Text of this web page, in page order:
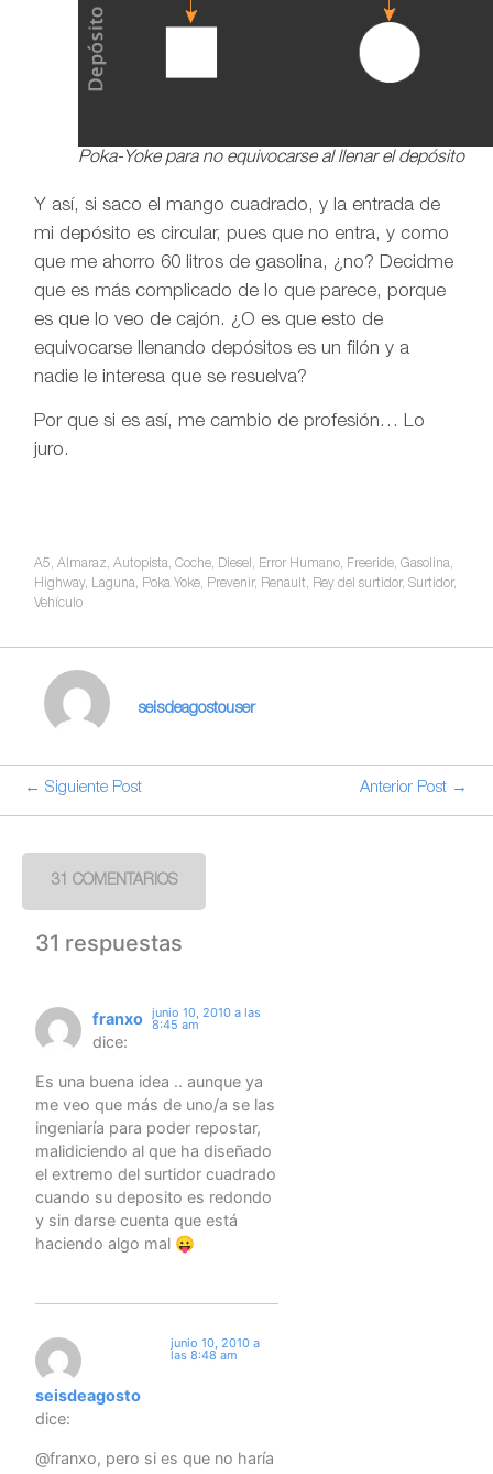
Poka-Yoke para no equivocarse al llenar el depósito
Y así, si saco el mango cuadrado, y la entrada de
mi depósito es circular, pues que no entra, y como
que me ahorro 60 litros de gasolina, ¿no? Decidme
que es más complicado de lo que parece, porque
es que lo veo de cajón. ¿O es que esto de
equivocarse llenando depósitos es un filón y a
nadie le interesa que se resuelva?
Por que si es así, me cambio de profesión… Lo
juro.
A5,Almaraz,Autopista,Coche, Diesel, Error Humano, Freeride,Gasolina,
Highway, Laguna, Poka Yoke, Prevenir, Renault, Rey del surtidor,Surtidor,
Vehículo
seisdeagostouser
← Siguiente Post Anterior Post →
31 COMENTARIOS
31 respuestas
franxo
dice:
junio 10, 2010 a las
8:45 am
Es una buena idea .. aunque ya
me veo que más de uno/a se las
ingeniaría para poder repostar,
malidiciendo al que ha diseñado
el extremo del surtidor cuadrado
cuando su deposito es redondo
y sin darse cuenta que está
haciendo algo mal 😛
seisdeagosto
dice:
junio 10, 2010 a
las 8:48 am
@franxo, pero si es que no haría